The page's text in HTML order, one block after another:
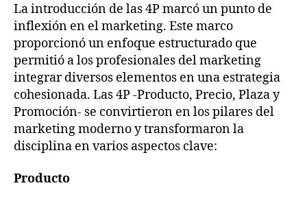
La introducción de las 4P marcó un punto de
inflexión en el marketing. Este marco
proporcionó un enfoque estructurado que
permitió a los profesionales del marketing
integrar diversos elementos en una estrategia
cohesionada. Las 4P -Producto, Precio, Plaza y
Promoción- se convirtieron en los pilares del
marketing moderno y transformaron la
disciplina en varios aspectos clave:
Producto